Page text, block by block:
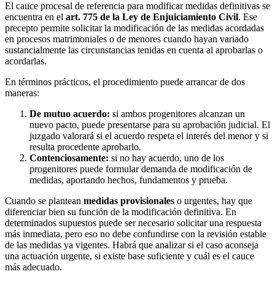
El cauce procesal de referencia para modificar medidas definitivas se
encuentra en el art. 775 de la Ley de Enjuiciamiento Civil. Ese
precepto permite solicitar la modificación de las medidas acordadas
en procesos matrimoniales o de menores cuando hayan variado
sustancialmente las circunstancias tenidas en cuenta al aprobarlas o
acordarlas.
En términos prácticos, el procedimiento puede arrancar de dos
maneras:
De mutuo acuerdo: si ambos progenitores alcanzan un
nuevo pacto, puede presentarse para su aprobación judicial. El
juzgado valorará si el acuerdo respeta el interés del menor y si
resulta procedente aprobarlo.
Contenciosamente: si no hay acuerdo, uno de los
progenitores puede formular demanda de modificación de
medidas, aportando hechos, fundamentos y prueba.
Cuando se plantean medidas provisionales o urgentes, hay que
diferenciar bien su función de la modificación definitiva. En
determinados supuestos puede ser necesario solicitar una respuesta
más inmediata, pero eso no debe confundirse con la revisión estable
de las medidas ya vigentes. Habrá que analizar si el caso aconseja
una actuación urgente, si existe base suficiente y cuál es el cauce
más adecuado.